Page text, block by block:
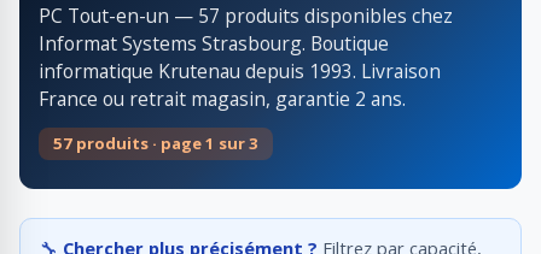
PC Tout-en-un — 57 produits disponibles chez
Informat Systems Strasbourg. Boutique
informatique Krutenau depuis 1993. Livraison
France ou retrait magasin, garantie 2 ans.
57 produits · page 1 sur 3
🔧 Chercher plus précisément ? Filtrez par capacité,